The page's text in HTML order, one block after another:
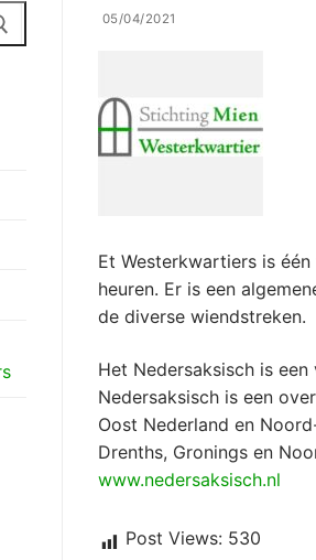
05/04/2021
Et Westerkwartiers is
heuren. Er is een
de diverse wiendstreken.
Het Nedersaksisch is
Nedersaksisch is een
Oost Nederland en
Drenths, Gronings en
www.nedersaksisch.nl
Post Views: 530